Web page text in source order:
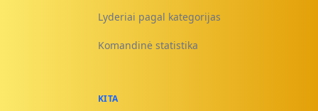
Lyderiai pagal kategorijas
Komandinė statistika
KITA